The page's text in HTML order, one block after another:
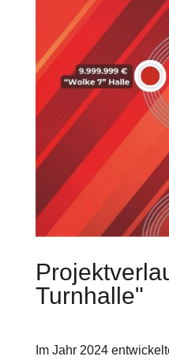
Turnhalle"
Im Jahr 2024